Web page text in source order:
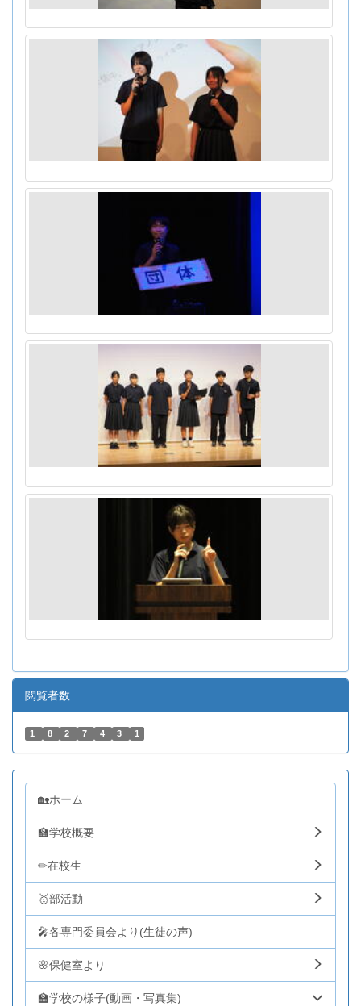
閲覧者数
1 8 2 7 4 3 1
🏡ホーム
🏫学校概要
✏在校生
🥇部活動
🎤各専門委員会より(生徒の声)
🌸保健室より
🏫学校の様子(動画・写真集)